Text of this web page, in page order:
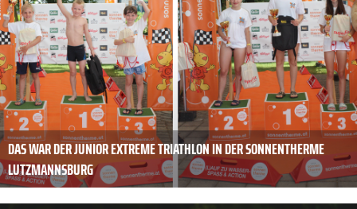
DAS WAR DER JUNIOR EXTREME TRIATHLON IN DER SONNENTHERME
LUTZMANNSBURG